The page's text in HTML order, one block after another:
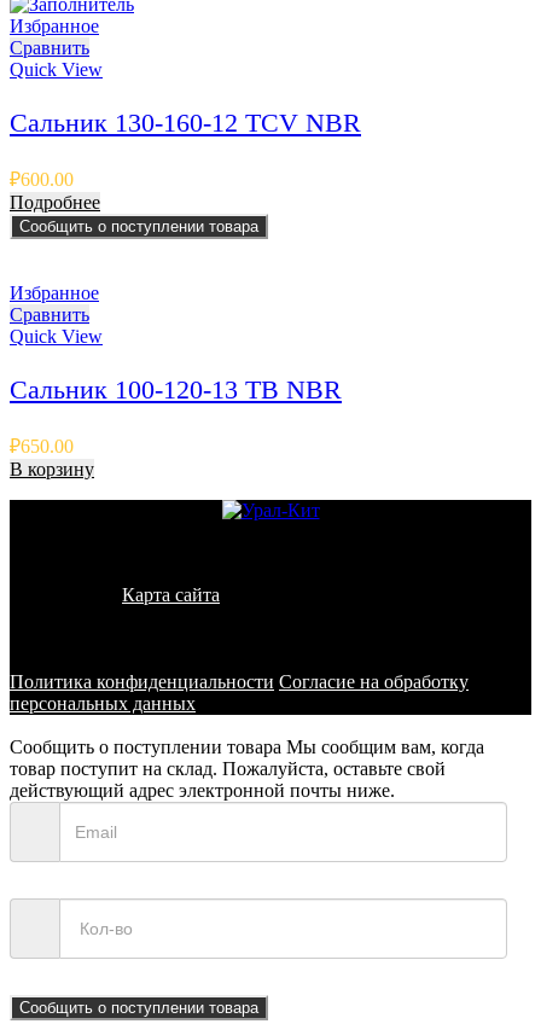
Избранное
Сравнить
Quick View
Сальник 130-160-12 TCV NBR
₽600.00
Подробнее
Сообщить о поступлении товара
Избранное
Сравнить
Quick View
Сальник 100-120-13 TB NBR
₽650.00
В корзину
Карта сайта
Политика конфиденциальности Согласие на обработку
персональных данных
Сообщить о поступлении товара Мы сообщим вам, когда
товар поступит на склад. Пожалуйста, оставьте свой
действующий адрес электронной почты ниже.
Сообщить о поступлении товара